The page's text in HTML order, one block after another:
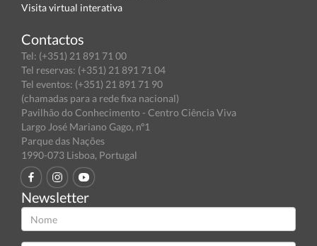
Visita virtual interativa
Contactos
Tel: (+351) 21 891 71 00
Tel reservas: (+351) 21 891 71 04
Tel eventos: (+351) 21 891 71 90
(chamadas para a rede fixa nacional)
Pavilhão do Conhecimento - Centro Ciência Viva
Largo José Mariano Gago, nº1
Parque das Nações
1990-073 Lisboa, Portugal
Newsletter